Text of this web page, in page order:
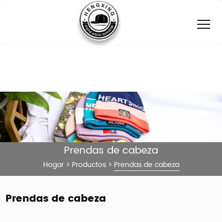
Prendas de cabeza
Hogar> Productos> Prendas de cabeza
Prendas de cabeza